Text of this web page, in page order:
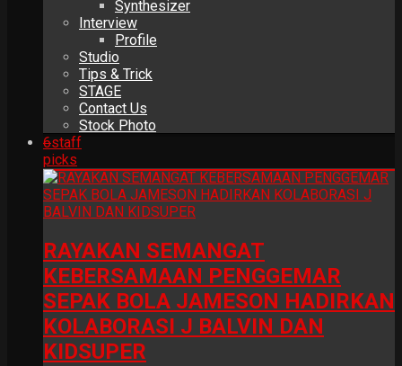
Synthesizer
Interview
Profile
Studio
Tips & Trick
STAGE
Contact Us
Stock Photo
6staff
picks
RAYAKAN SEMANGAT
KEBERSAMAAN PENGGEMAR
SEPAK BOLA JAMESON HADIRKAN
KOLABORASI J BALVIN DAN
KIDSUPER